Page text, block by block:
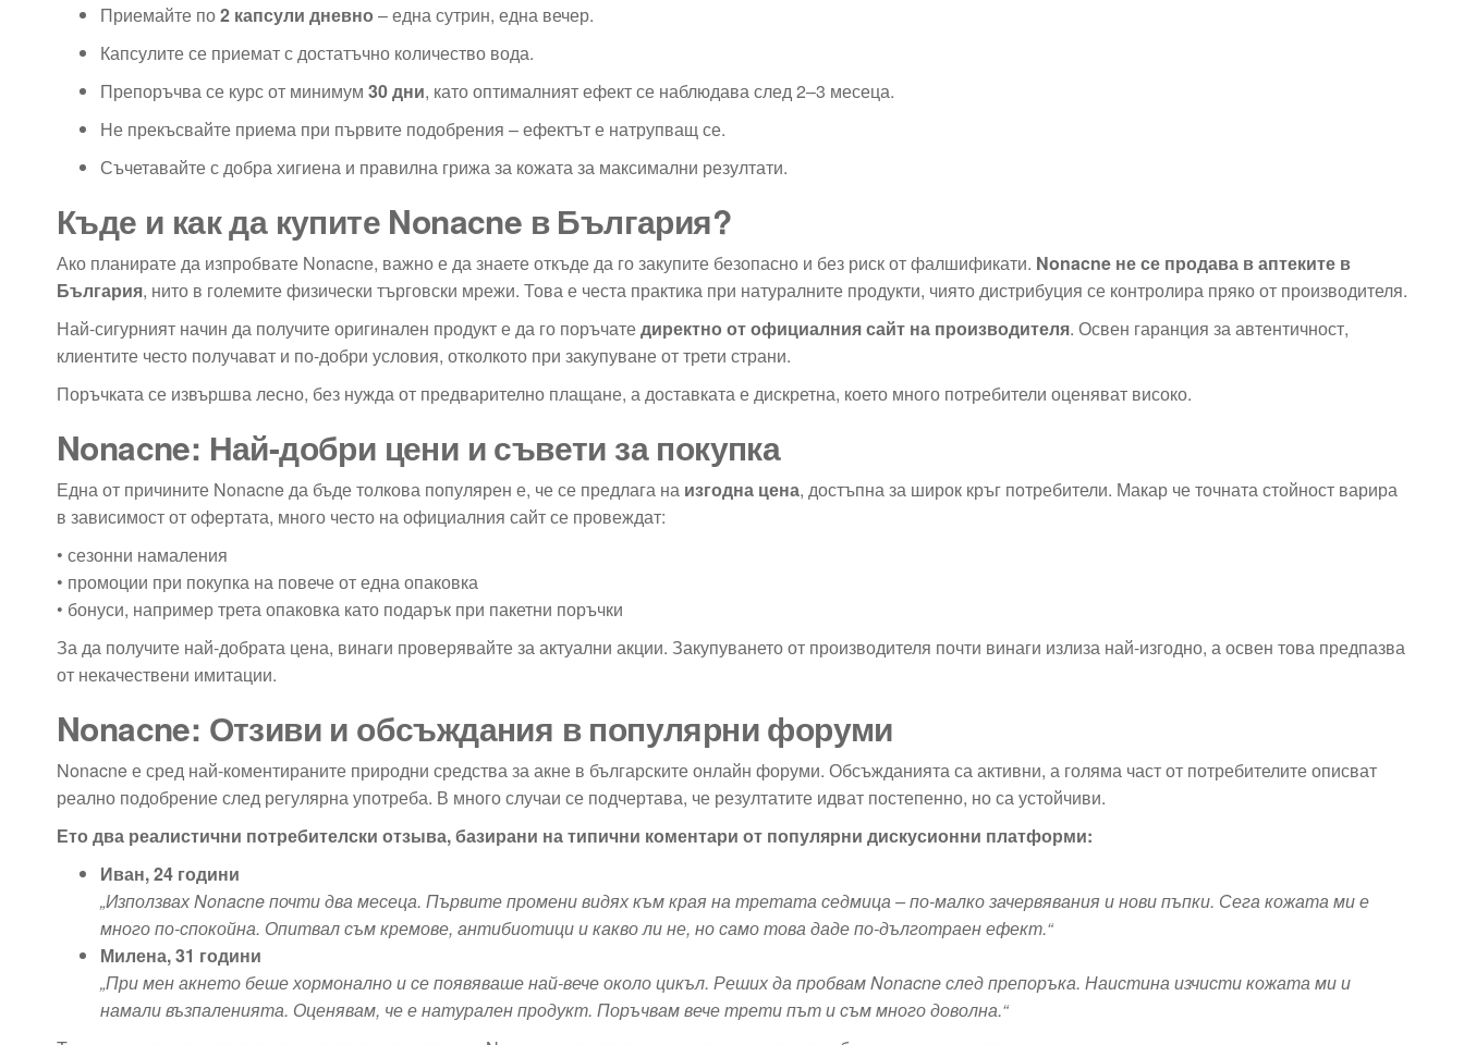
Приемайте по2 капсули дневно – една сутрин, една вечер.
Капсулите се приемат с достатъчно количество вода.
Препоръчва се курс от минимум 30 дни, като оптималният ефект се наблюдава след 2–3 месеца.
Не прекъсвайте приема при първите подобрения – ефектът е натрупващ се.
Съчетавайте с добра хигиена и правилна грижа за кожата за максимални резултати.
Къде и как да купите Nonacne в България?
Ако планирате да изпробвате Nonacne, важно е да знаете откъде да го закупите безопасно и без риск от фалшификати. Nonacne не се продава в аптеките в
България, нито в големите физически търговски мрежи. Това е честа практика при натуралните продукти, чиято дистрибуция се контролира пряко от производителя.
Най-сигурният начин да получите оригинален продукт е да го поръчатедиректно от официалния сайт на производителя. Освен гаранция за автентичност,
клиентите често получават и по-добри условия, отколкото при закупуване от трети страни.
Поръчката се извършва лесно, без нужда от предварително плащане, а доставката е дискретна, което много потребители оценяват високо.
Nonacne: Най-добри цени и съвети за покупка
Една от причините Nonacne да бъде толкова популярен е, че се предлага на изгодна цена, достъпна за широк кръг потребители. Макар че точната стойност варира
в зависимост от офертата, много често на официалния сайт се провеждат:
• сезонни намаления
• промоции при покупка на повече от една опаковка
• бонуси, например трета опаковка като подарък при пакетни поръчки
За да получите най-добрата цена, винаги проверявайте за актуални акции. Закупуването от производителя почти винаги излиза най-изгодно, а освен това предпазва
от некачествени имитации.
Nonacne: Отзиви и обсъждания в популярни форуми
Nonacne е сред най-коментираните природни средства за акне в българските онлайн форуми. Обсъжданията са активни, а голяма част от потребителите описват
реално подобрение след регулярна употреба. В много случаи се подчертава, че резултатите идват постепенно, но са устойчиви.
Ето два реалистични потребителски отзыва, базирани на типични коментари от популярни дискусионни платформи:
Иван, 24 години
„Използвах Nonacne почти два месеца. Първите промени видях към края на третата седмица – по-малко зачервявания и нови пъпки. Сега кожата ми е
много по-спокойна. Опитвал съм кремове, антибиотици и какво ли не, но само това даде по-дълготраен ефект.“
Милена, 31 години
„При мен акнето беше хормонално и се появяваше най-вече около цикъл. Реших да пробвам Nonacne след препоръка. Наистина изчисти кожата ми и
намали възпаленията. Оценявам, че е натурален продукт. Поръчвам вече трети път и съм много доволна.“